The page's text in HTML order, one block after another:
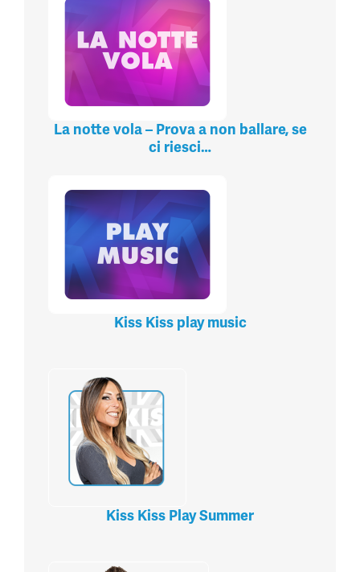
La notte vola – Prova a non ballare, se
ci riesci…
Kiss Kiss play music
Kiss Kiss Play Summer